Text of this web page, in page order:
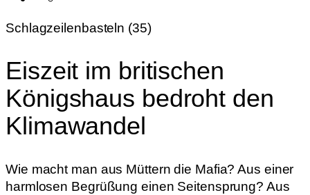
Schlagzeilenbasteln (35)
Eiszeit im britischen
Königshaus bedroht den
Klimawandel
Wie macht man aus Müttern die Mafia? Aus einer
harmlosen Begrüßung einen Seitensprung? Aus